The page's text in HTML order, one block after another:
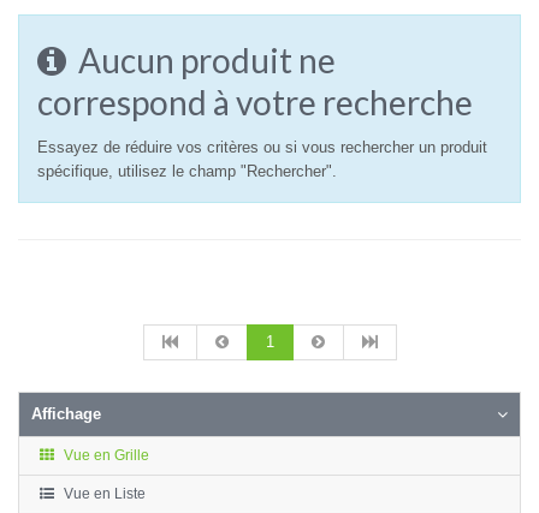
Aucun produit ne
correspond à votre recherche
Essayez de réduire vos critères ou si vous rechercher un produit
spécifique, utilisez le champ "Rechercher".
1
Affichage
Vue en Grille
Vue en Liste